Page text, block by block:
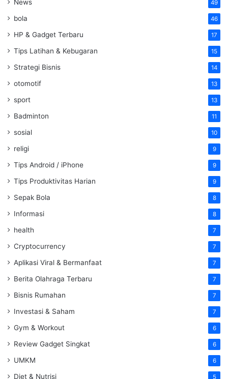
News 49
bola 46
HP & Gadget Terbaru 17
Tips Latihan & Kebugaran 15
Strategi Bisnis 14
otomotif 13
sport 13
Badminton 11
sosial 10
religi 9
Tips Android / iPhone 9
Tips Produktivitas Harian 9
Sepak Bola 8
Informasi 8
health 7
Cryptocurrency 7
Aplikasi Viral & Bermanfaat 7
Berita Olahraga Terbaru 7
Bisnis Rumahan 7
Investasi & Saham 7
Gym & Workout 6
Review Gadget Singkat 6
UMKM 6
Diet & Nutrisi 5